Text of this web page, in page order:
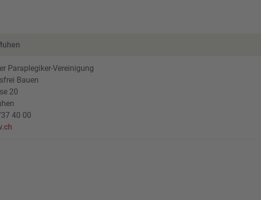
Paraplegiker-Vereinigung
Bauen
20
40 00